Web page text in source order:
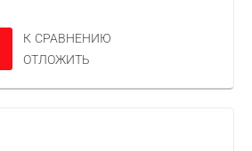
К СРАВНЕНИЮ
ОТЛОЖИТЬ